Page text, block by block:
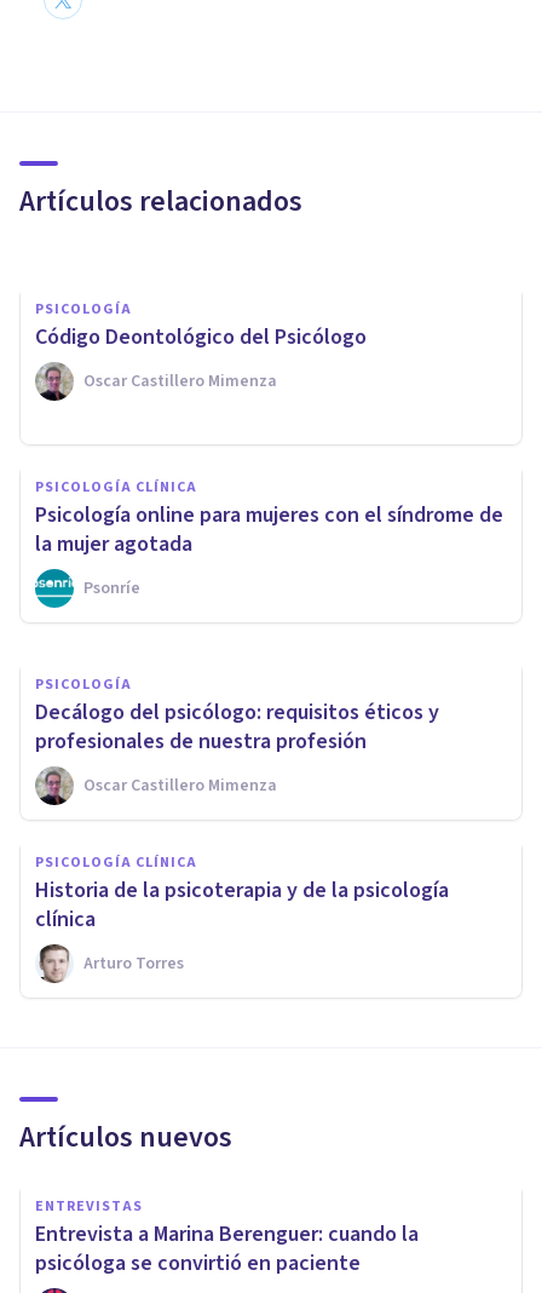
Artículos relacionados
autores
PSICOLOGÍA
Código Deontológico del Psicólogo
Oscar Castillero Mimenza
PSICOLOGÍA CLÍNICA
Psicología online para mujeres con el síndrome de
la mujer agotada
Psonríe
Centro de Psicología Sara
Navarrete: terapia de pareja
en Valencia
Psicología Y Mente
PSICOLOGÍA
Decálogo del psicólogo: requisitos éticos y
profesionales de nuestra profesión
Oscar Castillero Mimenza
PSICOLOGÍA CLÍNICA
Historia de la psicoterapia y de la psicología
clínica
Arturo Torres
Artículos nuevos
ENTREVISTAS
Entrevista a Marina Berenguer: cuando la
psicóloga se convirtió en paciente